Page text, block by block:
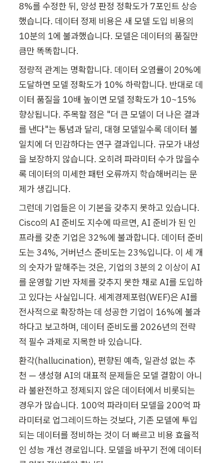
8%를 수정한 뒤, 양성 판정 정확도가 7포인트 상승
했습니다. 데이터 정제 비용은 새 모델 도입 비용의
10분의 1에 불과했습니다. 모델은 데이터의 품질만
큼만 똑똑합니다.
정량적 관계는 명확합니다. 데이터 오염률이 20%에
도달하면 모델 정확도가 10% 하락합니다. 반대로 데
이터 품질을 10배 높이면 모델 정확도가 10~15%
향상됩니다. 주목할 점은 "더 큰 모델이 더 나은 결과
를 낸다"는 통념과 달리, 대형 모델일수록 데이터 불
일치에 더 민감하다는 연구 결과입니다. 규모가 내성
을 보장하지 않습니다. 오히려 파라미터 수가 많을수
록 데이터의 미세한 패턴 오류까지 학습해버리는 문
제가 생깁니다.
그런데 기업들은 이 기본을 갖추지 못하고 있습니다.
Cisco의 AI 준비도 지수에 따르면, AI 준비가 된 인
프라를 갖춘 기업은 32%에 불과합니다. 데이터 준비
도는 34%, 거버넌스 준비도는 23%입니다. 이 세 개
의 숫자가 말해주는 것은, 기업의 3분의 2 이상이 AI
를 운영할 기반 자체를 갖추지 못한 채로 AI를 도입하
고 있다는 사실입니다. 세계경제포럼(WEF)은 AI를
전사적으로 확장하는 데 성공한 기업이 16%에 불과
하다고 보고하며, 데이터 준비도를 2026년의 전략
적 필수 과제로 지목한 바 있습니다.
환각(hallucination), 편향된 예측, 일관성 없는 추
천 — 생성형 AI의 대표적 문제들은 모델 결함이 아니
라 불완전하고 정제되지 않은 데이터에서 비롯되는
경우가 많습니다. 100억 파라미터 모델을 200억 파
라미터로 업그레이드하는 것보다, 기존 모델에 투입
되는 데이터를 정비하는 것이 더 빠르고 비용 효율적
인 성능 개선 경로입니다. 모델을 바꾸기 전에 데이터